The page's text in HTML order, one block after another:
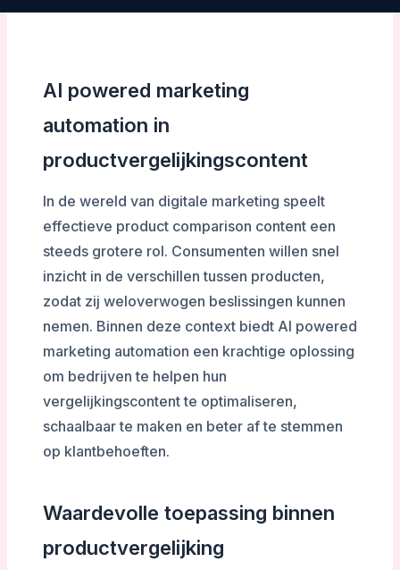
AI powered marketing
automation in
productvergelijkingscontent
In de wereld van digitale marketing speelt
effectieve product comparison content een
steeds grotere rol. Consumenten willen snel
inzicht in de verschillen tussen producten,
zodat zij weloverwogen beslissingen kunnen
nemen. Binnen deze context biedt AI powered
marketing automation een krachtige oplossing
om bedrijven te helpen hun
vergelijkingscontent te optimaliseren,
schaalbaar te maken en beter af te stemmen
op klantbehoeften.
Waardevolle toepassing binnen
productvergelijking